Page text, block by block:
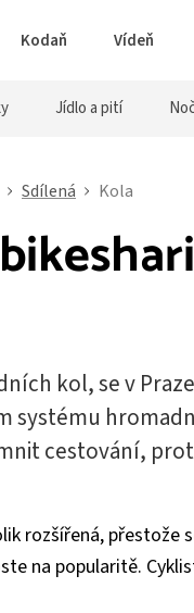
Kodaň Vídeň
Jídlo a pití
Sdílená Kola
kol, se v
systému
cestování,
rozšířená, přestože
na popularitě.